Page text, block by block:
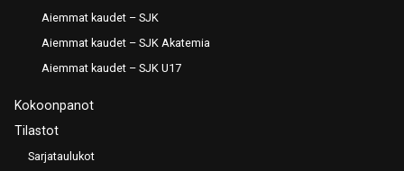
Aiemmat kaudet – SJK
Aiemmat kaudet – SJK Akatemia
Aiemmat kaudet – SJK U17
Kokoonpanot
Tilastot
Sarjataulukot